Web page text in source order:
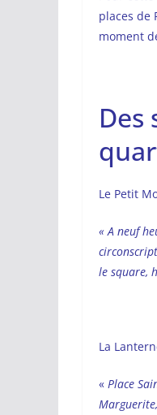
places de
moment
Des
Le Petit
« A neuf
le square,
La
« Place